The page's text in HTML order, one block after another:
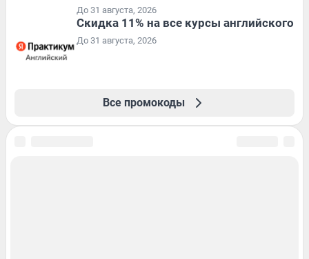
До 31 августа, 2026
Скидка 11% на все курсы английского
До 31 августа, 2026
Все промокоды